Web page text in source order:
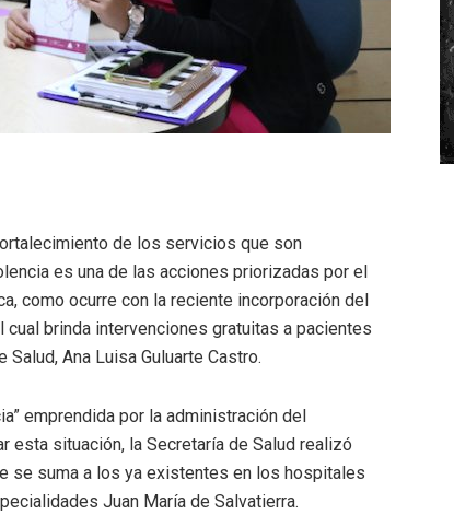
de los servicios que son
es una de las acciones priorizadas por el
como ocurre con la reciente incorporación del
brinda intervenciones gratuitas a pacientes
Ana Luisa Guluarte Castro.
emprendida por la administración del
esta situación, la Secretaría de Salud realizó
se suma a los ya existentes en los hospitales
Juan María de Salvatierra.